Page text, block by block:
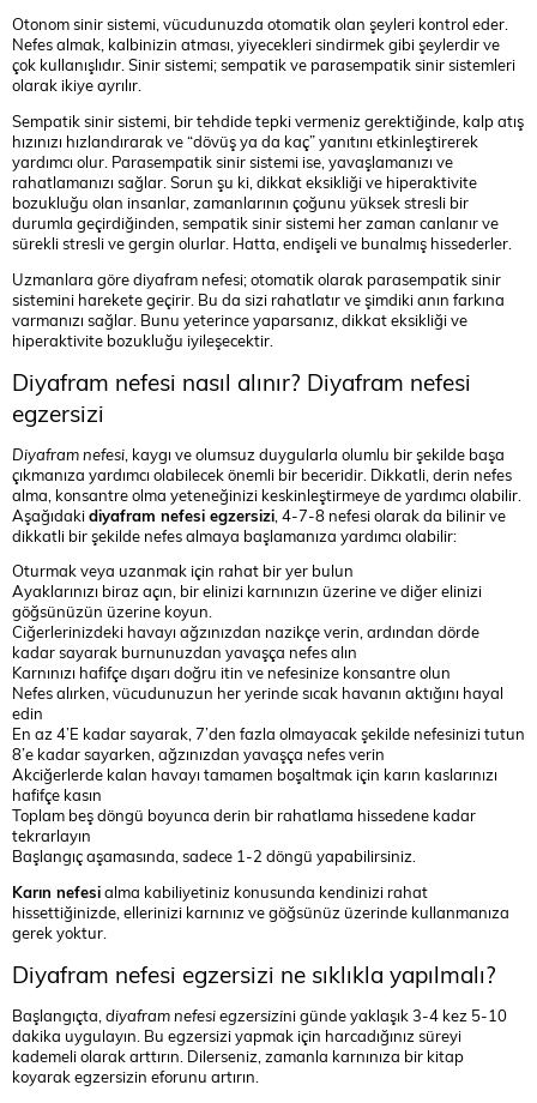
Otonom sinir sistemi, vücudunuzda otomatik olan şeyleri kontrol eder.
Nefes almak, kalbinizin atması, yiyecekleri sindirmek gibi şeylerdir ve
çok kullanışlıdır. Sinir sistemi; sempatik ve parasempatik sinir sistemleri
olarak ikiye ayrılır.
Sempatik sinir sistemi, bir tehdide tepki vermeniz gerektiğinde, kalp atış
hızınızı hızlandırarak ve “dövüş ya da kaç” yanıtını etkinleştirerek
yardımcı olur. Parasempatik sinir sistemi ise, yavaşlamanızı ve
rahatlamanızı sağlar. Sorun şu ki, dikkat eksikliği ve hiperaktivite
bozukluğu olan insanlar, zamanlarının çoğunu yüksek stresli bir
durumla geçirdiğinden, sempatik sinir sistemi her zaman canlanır ve
sürekli stresli ve gergin olurlar. Hatta, endişeli ve bunalmış hissederler.
Uzmanlara göre diyafram nefesi; otomatik olarak parasempatik sinir
sistemini harekete geçirir. Bu da sizi rahatlatır ve şimdiki anın farkına
varmanızı sağlar. Bunu yeterince yaparsanız, dikkat eksikliği ve
hiperaktivite bozukluğu iyileşecektir.
Diyafram nefesi nasıl alınır? Diyafram nefesi
egzersizi
Diyafram nefesi , kaygı ve olumsuz duygularla olumlu bir şekilde başa
çıkmanıza yardımcı olabilecek önemli bir beceridir. Dikkatli, derin nefes
alma, konsantre olma yeteneğinizi keskinleştirmeye de yardımcı olabilir.
Aşağıdakidiyafram nefesi egzersizi , 4-7-8 nefesi olarak da bilinir ve
dikkatli bir şekilde nefes almaya başlamanıza yardımcı olabilir:
Oturmak veya uzanmak için rahat bir yer bulun
Ayaklarınızı biraz açın, bir elinizi karnınızın üzerine ve diğer elinizi
göğsünüzün üzerine koyun.
Ciğerlerinizdeki havayı ağzınızdan nazikçe verin, ardından dörde
kadar sayarak burnunuzdan yavaşça nefes alın
Karnınızı hafifçe dışarı doğru itin ve nefesinize konsantre olun
Nefes alırken, vücudunuzun her yerinde sıcak havanın aktığını hayal
edin
En az 4’E kadar sayarak, 7’den fazla olmayacak şekilde nefesinizi tutun
8’e kadar sayarken, ağzınızdan yavaşça nefes verin
Akciğerlerde kalan havayı tamamen boşaltmak için karın kaslarınızı
hafifçe kasın
Toplam beş döngü boyunca derin bir rahatlama hissedene kadar
tekrarlayın
Başlangıç aşamasında, sadece 1-2 döngü yapabilirsiniz.
Karın nefesialma kabiliyetiniz konusunda kendinizi rahat
hissettiğinizde, ellerinizi karnınız ve göğsünüz üzerinde kullanmanıza
gerek yoktur.
Diyafram nefesi egzersizi ne sıklıkla yapılmalı?
Başlangıçta, diyafram nefesi egzersizini günde yaklaşık 3-4 kez 5-10
dakika uygulayın. Bu egzersizi yapmak için harcadığınız süreyi
kademeli olarak arttırın. Dilerseniz, zamanla karnınıza bir kitap
koyarak egzersizin eforunu artırın.